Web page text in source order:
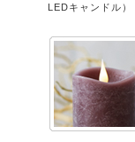
LEDキャンドル）